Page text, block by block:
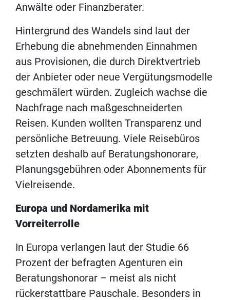
Anwälte oder Finanzberater.
Hintergrund des Wandels sind laut der
Erhebung die abnehmenden Einnahmen
aus Provisionen, die durch Direktvertrieb
der Anbieter oder neue Vergütungsmodelle
geschmälert würden. Zugleich wachse die
Nachfrage nach maßgeschneiderten
Reisen. Kunden wollten Transparenz und
persönliche Betreuung. Viele Reisebüros
setzten deshalb auf Beratungshonorare,
Planungsgebühren oder Abonnements für
Vielreisende.
Europa und Nordamerika mit
Vorreiterrolle
In Europa verlangen laut der Studie 66
Prozent der befragten Agenturen ein
Beratungshonorar – meist als nicht
rückerstattbare Pauschale. Besonders in